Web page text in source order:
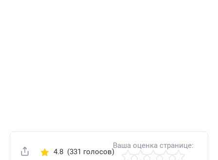
Поделиться
4.8(331 голосов)
Ваша оценка странице: